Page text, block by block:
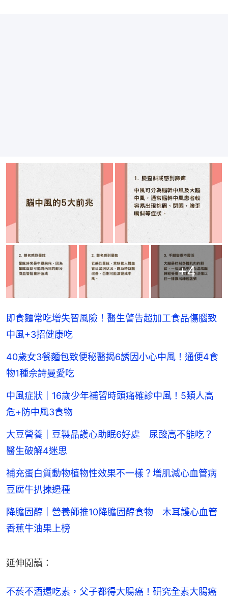
+4
即食麵常吃增失智風險！醫生警告超加工食品傷腦致
中風+3招健康吃
40歲女3餐麵包致便秘醫揭6誘因小心中風！通便4食
物1種佘詩曼愛吃
中風症狀｜16歲少年補習時頭痛確診中風！5類人高
危+防中風3食物
​大豆營養｜豆製品護心助眠6好處 尿酸高不能吃？
醫生破解4迷思
補充蛋白質動物植物性效果不一樣？增肌減心血管病
豆腐牛扒揀邊種
降膽固醇｜營養師推10降膽固醇食物 木耳護心血管
香蕉牛油果上榜
延伸閱讀：
不菸不酒還吃素，父子都得大腸癌！研究全素大腸癌